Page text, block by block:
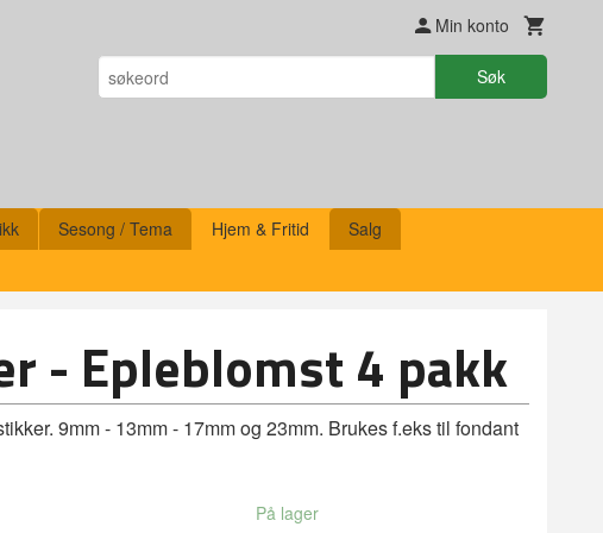
Min konto
Søk
Sesong / Tema Hjem & Fritid Salg
- Epleblomst 4 pakk
9mm - 13mm - 17mm og 23mm. Brukes f.eks til fondant
På lager